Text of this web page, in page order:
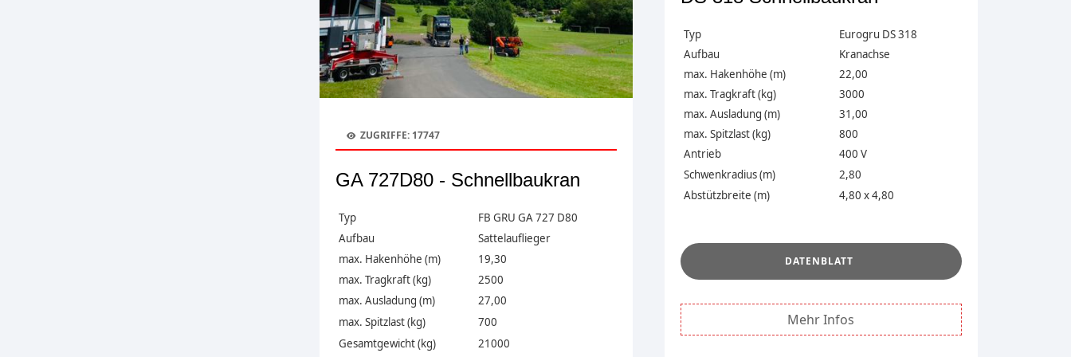
ZUGRIFFE: 17747
GA 727D80 - Schnellbaukran
Typ
FB GRU GA 727 D80
Aufbau
Sattelauflieger
max. Hakenhöhe (m)
19,30
max. Tragkraft (kg)
2500
max. Ausladung (m)
27,00
max. Spitzlast (kg)
700
Gesamtgewicht (kg)
21000
Typ
Eurogru DS 318
Aufbau
Kranachse
max. Hakenhöhe (m)
22,00
max. Tragkraft (kg)
3000
max. Ausladung (m)
31,00
max. Spitzlast (kg)
800
Antrieb
400 V
Schwenkradius (m)
2,80
Abstützbreite (m)
4,80 x 4,80
DATENBLATT
Mehr Infos